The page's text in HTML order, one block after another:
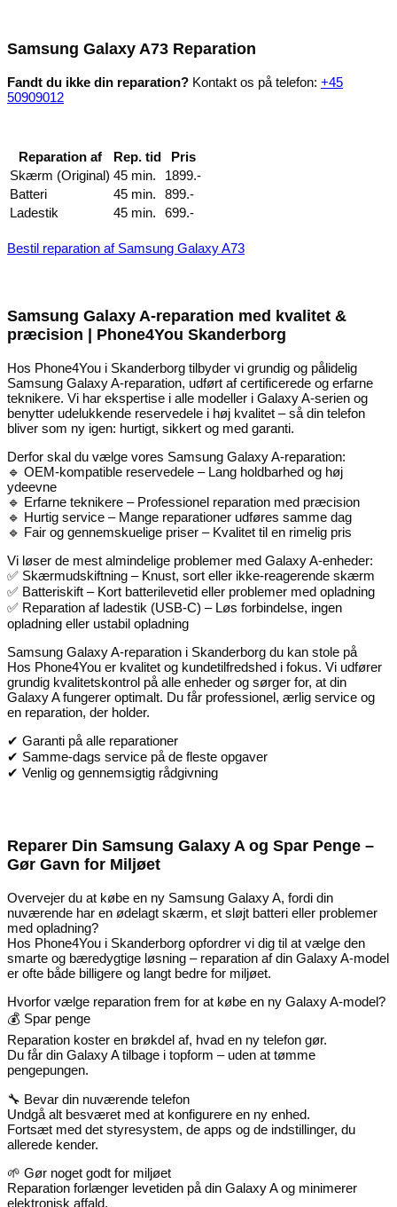
Samsung Galaxy A73 Reparation
Fandt du ikke din reparation? Kontakt os på telefon: +45
50909012
Reparation af Rep. tid
Pris
Skærm (Original) 45 min.
1899.-
Batteri
45 min.
899.-
Ladestik
45 min. 699.-
Bestil reparation af Samsung Galaxy A73
Samsung Galaxy A-reparation med kvalitet &
præcision | Phone4You Skanderborg
Hos Phone4You i Skanderborg tilbyder vi grundig og pålidelig
Samsung Galaxy A-reparation, udført af certificerede og erfarne
teknikere. Vi har ekspertise i alle modeller i Galaxy A-serien og
benytter udelukkende reservedele i høj kvalitet – så din telefon
bliver som ny igen: hurtigt, sikkert og med garanti.
Derfor skal du vælge vores Samsung Galaxy A-reparation:
🔹 OEM-kompatible reservedele – Lang holdbarhed og høj
ydeevne
🔹 Erfarne teknikere – Professionel reparation med præcision
🔹 Hurtig service – Mange reparationer udføres samme dag
🔹 Fair og gennemskuelige priser – Kvalitet til en rimelig pris
Vi løser de mest almindelige problemer med Galaxy A-enheder:
✅ Skærmudskiftning – Knust, sort eller ikke-reagerende skærm
✅ Batteriskift – Kort batterilevetid eller problemer med opladning
✅ Reparation af ladestik (USB-C) – Løs forbindelse, ingen
opladning eller ustabil opladning
Samsung Galaxy A-reparation i Skanderborg du kan stole på
Hos Phone4You er kvalitet og kundetilfredshed i fokus. Vi udfører
grundig kvalitetskontrol på alle enheder og sørger for, at din
Galaxy A fungerer optimalt. Du får professionel, ærlig service og
en reparation, der holder.
✔ Garanti på alle reparationer
✔ Samme-dags service på de fleste opgaver
✔ Venlig og gennemsigtig rådgivning
Reparer Din Samsung Galaxy A og Spar Penge –
Gør Gavn for Miljøet
Overvejer du at købe en ny Samsung Galaxy A, fordi din
nuværende har en ødelagt skærm, et sløjt batteri eller problemer
med opladning?
Hos Phone4You i Skanderborg opfordrer vi dig til at vælge den
smarte og bæredygtige løsning – reparation af din Galaxy A-model
er ofte både billigere og langt bedre for miljøet.
Hvorfor vælge reparation frem for at købe en ny Galaxy A-model?
💰 Spar penge
Reparation koster en brøkdel af, hvad en ny telefon gør.
Du får din Galaxy A tilbage i topform – uden at tømme
pengepungen.
🔧 Bevar din nuværende telefon
Undgå alt besværet med at konfigurere en ny enhed.
Fortsæt med det styresystem, de apps og de indstillinger, du
allerede kender.
🌱 Gør noget godt for miljøet
Reparation forlænger levetiden på din Galaxy A og minimerer
elektronisk affald.